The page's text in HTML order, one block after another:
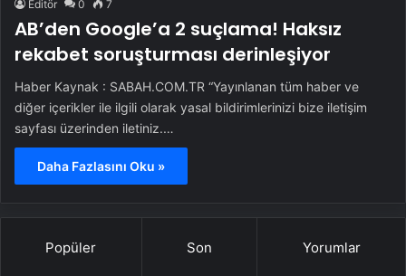
Editör 0 7
AB’den Google’a 2 suçlama! Haksız
rekabet soruşturması derinleşiyor
Haber Kaynak : SABAH.COM.TR “Yayınlanan tüm haber ve
diğer içerikler ile ilgili olarak yasal bildirimlerinizi bize iletişim
sayfası üzerinden iletiniz.…
Daha Fazlasını Oku »
Popüler Son Yorumlar